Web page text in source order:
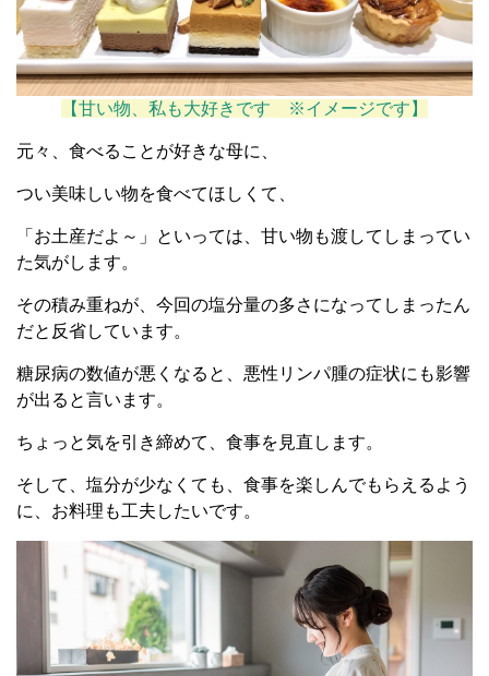
【甘い物、私も大好きです ※イメージです】
元々、食べることが好きな母に、
つい美味しい物を食べてほしくて、
「お土産だよ～」といっては、甘い物も渡してしまってい
た気がします。
その積み重ねが、今回の塩分量の多さになってしまったん
だと反省しています。
糖尿病の数値が悪くなると、悪性リンパ腫の症状にも影響
が出ると言います。
ちょっと気を引き締めて、食事を見直します。
そして、塩分が少なくても、食事を楽しんでもらえるよう
に、お料理も工夫したいです。